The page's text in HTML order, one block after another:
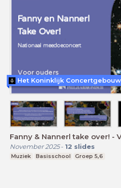
Fanny & Nannerl take over! -
November 2025- 12 slides
Muziek Basisschool Groep 5,6
Het Koninklijk Concertgebouw